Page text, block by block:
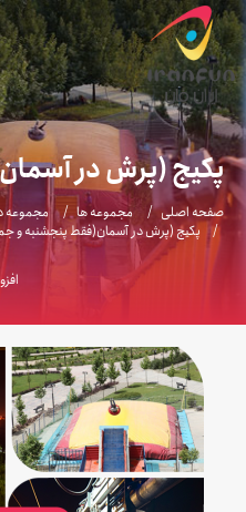
پکیج (پرش در آسمان
صفحه اصلی مجموعه ها
مجموعه
پکیج (پرش در آسمان(فقط پنجشنبه و